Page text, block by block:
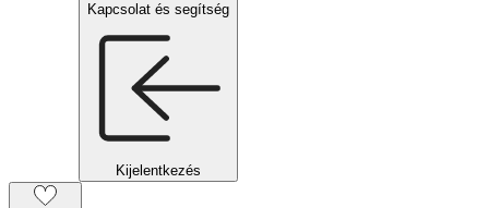
Kapcsolat és segítség
Kijelentkezés